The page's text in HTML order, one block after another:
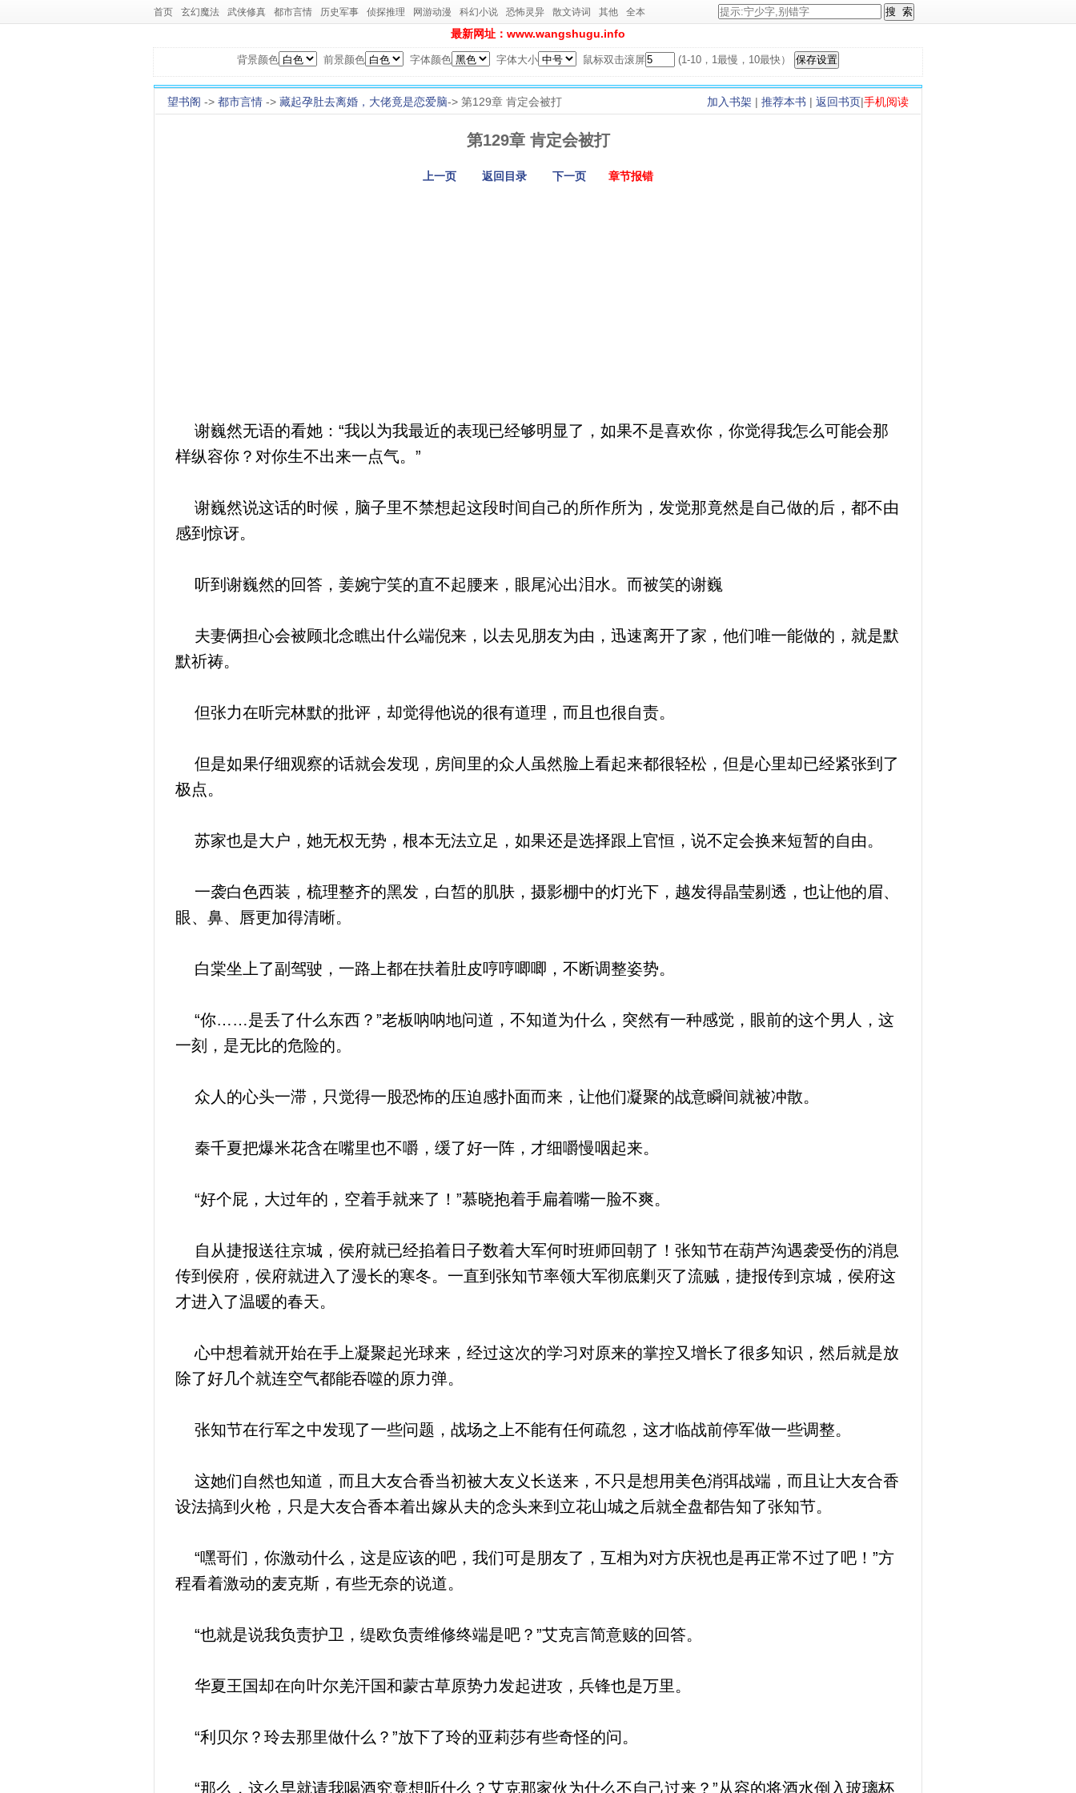
首页 玄幻魔法 武侠修真 都市言情 历史军事 侦探推理 网游动漫 科幻小说 恐怖灵异 散文诗词 其他 全本
最新网址：www.wangshugu.info
背景颜色 前景颜色 字体颜色 字体大小 鼠标双击滚屏 (1-10，1最慢，10最快）
加入书架 | 推荐本书 | 返回书页|手机阅读
望书阁 -> 都市言情 -> 藏起孕肚去离婚，大佬竟是恋爱脑-> 第129章 肯定会被打
第129章 肯定会被打
上一页 返回目录 下一页 章节报错
谢巍然无语的看她：“我以为我最近的表现已经够明显了，如果不是喜欢你，你觉得我怎么可能会那
样纵容你？对你生不出来一点气。”
谢巍然说这话的时候，脑子里不禁想起这段时间自己的所作所为，发觉那竟然是自己做的后，都不由
感到惊讶。
听到谢巍然的回答，姜婉宁笑的直不起腰来，眼尾沁出泪水。而被笑的谢巍
夫妻俩担心会被顾北念瞧出什么端倪来，以去见朋友为由，迅速离开了家，他们唯一能做的，就是默
默祈祷。
但张力在听完林默的批评，却觉得他说的很有道理，而且也很自责。
但是如果仔细观察的话就会发现，房间里的众人虽然脸上看起来都很轻松，但是心里却已经紧张到了
极点。
苏家也是大户，她无权无势，根本无法立足，如果还是选择跟上官恒，说不定会换来短暂的自由。
一袭白色西装，梳理整齐的黑发，白皙的肌肤，摄影棚中的灯光下，越发得晶莹剔透，也让他的眉、
眼、鼻、唇更加得清晰。
白棠坐上了副驾驶，一路上都在扶着肚皮哼哼唧唧，不断调整姿势。
“你……是丢了什么东西？”老板呐呐地问道，不知道为什么，突然有一种感觉，眼前的这个男人，这
一刻，是无比的危险的。
众人的心头一滞，只觉得一股恐怖的压迫感扑面而来，让他们凝聚的战意瞬间就被冲散。
秦千夏把爆米花含在嘴里也不嚼，缓了好一阵，才细嚼慢咽起来。
“好个屁，大过年的，空着手就来了！”慕晓抱着手扁着嘴一脸不爽。
自从捷报送往京城，侯府就已经掐着日子数着大军何时班师回朝了！张知节在葫芦沟遇袭受伤的消息
传到侯府，侯府就进入了漫长的寒冬。一直到张知节率领大军彻底剿灭了流贼，捷报传到京城，侯府这
才进入了温暖的春天。
心中想着就开始在手上凝聚起光球来，经过这次的学习对原来的掌控又增长了很多知识，然后就是放
除了好几个就连空气都能吞噬的原力弹。
张知节在行军之中发现了一些问题，战场之上不能有任何疏忽，这才临战前停军做一些调整。
这她们自然也知道，而且大友合香当初被大友义长送来，不只是想用美色消弭战端，而且让大友合香
设法搞到火枪，只是大友合香本着出嫁从夫的念头来到立花山城之后就全盘都告知了张知节。
“嘿哥们，你激动什么，这是应该的吧，我们可是朋友了，互相为对方庆祝也是再正常不过了吧！”方
程看着激动的麦克斯，有些无奈的说道。
“也就是说我负责护卫，缇欧负责维修终端是吧？”艾克言简意赅的回答。
华夏王国却在向叶尔羌汗国和蒙古草原势力发起进攻，兵锋也是万里。
“利贝尔？玲去那里做什么？”放下了玲的亚莉莎有些奇怪的问。
“那么，这么早就请我喝酒究竟想听什么？艾克那家伙为什么不自己过来？”从容的将酒水倒入玻璃杯